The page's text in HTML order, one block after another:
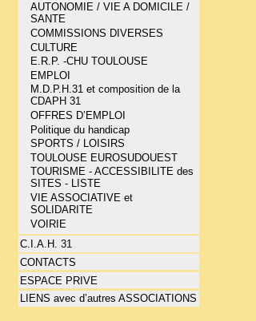
AUTONOMIE / VIE A DOMICILE /
SANTE
COMMISSIONS DIVERSES
CULTURE
E.R.P. -CHU TOULOUSE
EMPLOI
M.D.P.H.31 et composition de la
CDAPH 31
OFFRES D’EMPLOI
Politique du handicap
SPORTS / LOISIRS
TOULOUSE EUROSUDOUEST
TOURISME - ACCESSIBILITE des
SITES - LISTE
VIE ASSOCIATIVE et
SOLIDARITE
VOIRIE
C.I.A.H. 31
CONTACTS
ESPACE PRIVE
LIENS avec d’autres ASSOCIATIONS